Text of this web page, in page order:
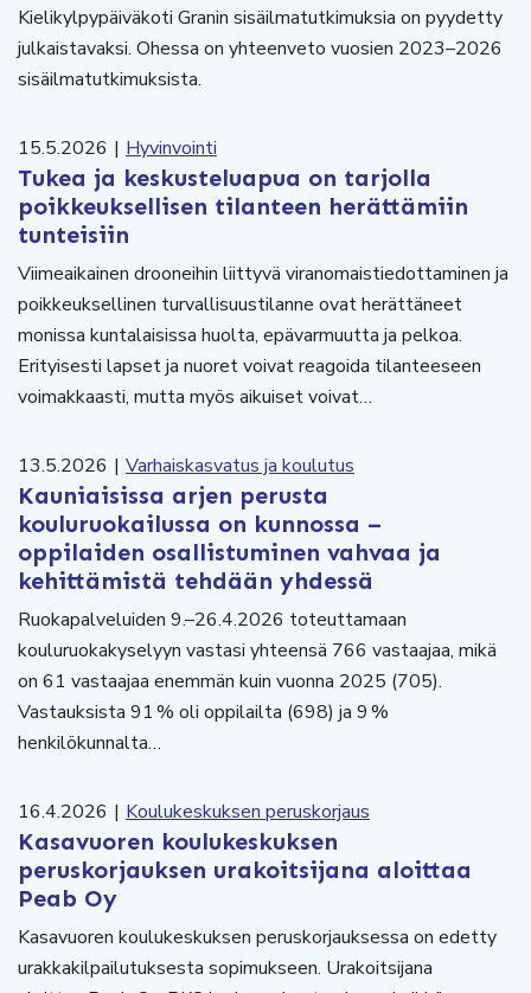
Kielikylpypäiväkoti Granin sisäilmatutkimuksia on pyydetty
julkaistavaksi. Ohessa on yhteenveto vuosien 2023–2026
sisäilmatutkimuksista.
15.5.2026 | Hyvinvointi
Tukea ja keskusteluapua on tarjolla
poikkeuksellisen tilanteen herättämiin
tunteisiin
Viimeaikainen drooneihin liittyvä viranomaistiedottaminen ja
poikkeuksellinen turvallisuustilanne ovat herättäneet
monissa kuntalaisissa huolta, epävarmuutta ja pelkoa.
Erityisesti lapset ja nuoret voivat reagoida tilanteeseen
voimakkaasti, mutta myös aikuiset voivat…
13.5.2026 | Varhaiskasvatus ja koulutus
Kauniaisissa arjen perusta
kouluruokailussa on kunnossa –
oppilaiden osallistuminen vahvaa ja
kehittämistä tehdään yhdessä
Ruokapalveluiden 9.–26.4.2026 toteuttamaan
kouluruokakyselyyn vastasi yhteensä 766 vastaajaa, mikä
on 61 vastaajaa enemmän kuin vuonna 2025 (705).
Vastauksista 91 % oli oppilailta (698) ja 9 %
henkilökunnalta…
16.4.2026 | Koulukeskuksen peruskorjaus
Kasavuoren koulukeskuksen
peruskorjauksen urakoitsijana aloittaa
Peab Oy
Kasavuoren koulukeskuksen peruskorjauksessa on edetty
urakkakilpailutuksesta sopimukseen. Urakoitsijana